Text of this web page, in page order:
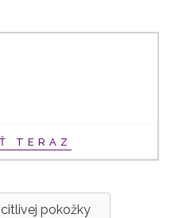
TERAZ
pokožky